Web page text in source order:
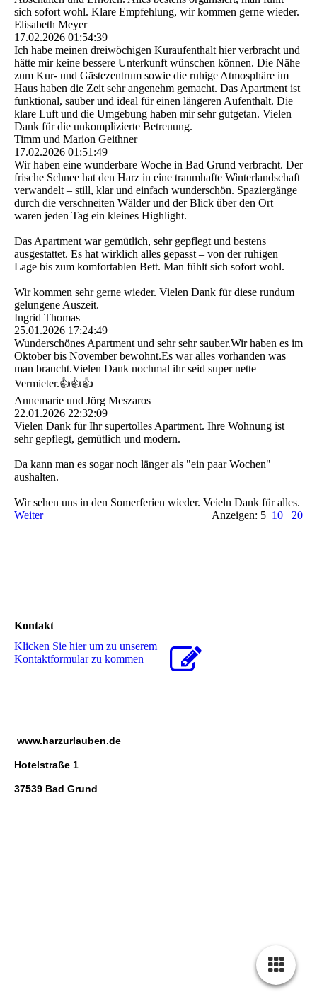
sich sofort wohl. Klare Empfehlung, wir kommen gerne wieder.
Elisabeth Meyer
17.02.2026 01:54:39
Ich habe meinen dreiwöchigen Kuraufenthalt hier verbracht und
hätte mir keine bessere Unterkunft wünschen können. Die Nähe
zum Kur- und Gästezentrum sowie die ruhige Atmosphäre im
Haus haben die Zeit sehr angenehm gemacht. Das Apartment ist
funktional, sauber und ideal für einen längeren Aufenthalt. Die
klare Luft und die Umgebung haben mir sehr gutgetan. Vielen
Dank für die unkomplizierte Betreuung.
Timm und Marion Geithner
17.02.2026 01:51:49
Wir haben eine wunderbare Woche in Bad Grund verbracht. Der
frische Schnee hat den Harz in eine traumhafte Winterlandschaft
verwandelt – still, klar und einfach wunderschön. Spaziergänge
durch die verschneiten Wälder und der Blick über den Ort
waren jeden Tag ein kleines Highlight.
Das Apartment war gemütlich, sehr gepflegt und bestens
ausgestattet. Es hat wirklich alles gepasst – von der ruhigen
Lage bis zum komfortablen Bett. Man fühlt sich sofort wohl.
Wir kommen sehr gerne wieder. Vielen Dank für diese rundum
gelungene Auszeit.
Ingrid Thomas
25.01.2026 17:24:49
Wunderschönes Apartment und sehr sehr sauber.Wir haben es im
Oktober bis November bewohnt.Es war alles vorhanden was
man braucht.Vielen Dank nochmal ihr seid super nette
Vermieter.👍👍👍
Annemarie und Jörg Meszaros
22.01.2026 22:32:09
Vielen Dank für Ihr supertolles Apartment. Ihre Wohnung ist
sehr gepflegt, gemütlich und modern.
Da kann man es sogar noch länger als "ein paar Wochen"
aushalten.
Wir sehen uns in den Somerferien wieder. Veieln Dank für alles.
Weiter
Anzeigen: 5 10 20
Kontakt
Klicken Sie hier um zu unserem
Kon­takt­for­mu­lar zu kommen
www.harzurlauben.de
Hotelstraße 1
37539 Bad Grund